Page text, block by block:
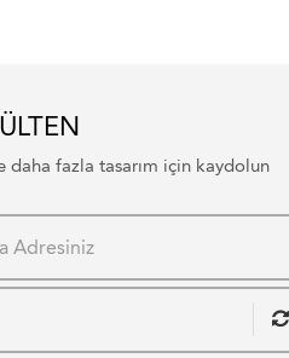
daha fazla tasarım için kaydolun